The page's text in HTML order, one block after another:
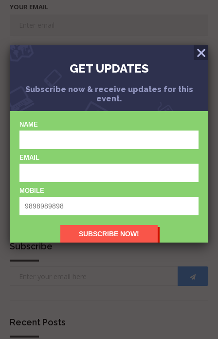
YOUR EMAIL
YOUR COMMENT
Subscribe
Recent Posts
GET UPDATES
Subscribe now & receive updates for this
event.
NAME
EMAIL
MOBILE